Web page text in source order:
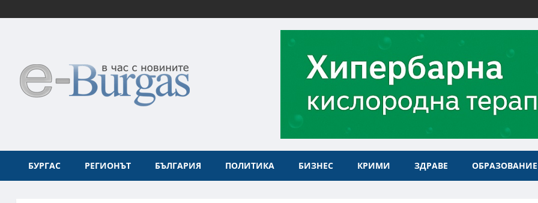
БУРГАС РЕГИОНЪТ БЪЛГАРИЯ ПОЛИТИКА БИЗНЕС КРИМИ ЗДРАВЕ ОБРАЗОВАНИЕ